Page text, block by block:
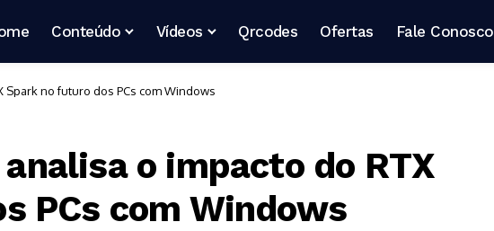
Conteúdo Vídeos Qrcodes Ofertas Fale Conosco
Spark no futuro dos PCs com Windows
o impacto do RTX
PCs com Windows